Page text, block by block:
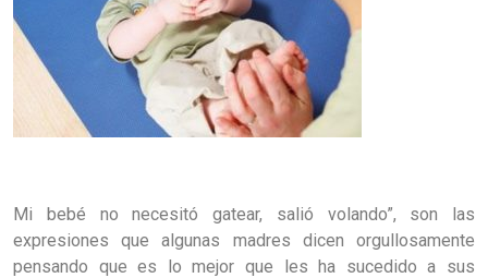
Mi bebé no necesitó gatear, salió volando”, son las
expresiones que algunas madres dicen orgullosamente
pensando que es lo mejor que les ha sucedido a sus